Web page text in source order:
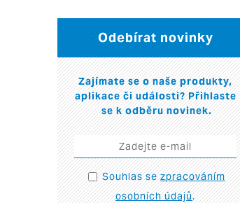
Odebírat novinky
Zajímate se o naše produkty,
aplikace či události? Přihlaste
se k odběru novinek.
Souhlas sezpracováním
osobních údajů.